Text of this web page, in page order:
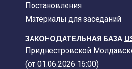
Постановления
Материалы для заседаний
ЗАКОНОДАТЕЛЬНАЯ БАЗА
Приднестровской
(от 01.06.2026 16:00)